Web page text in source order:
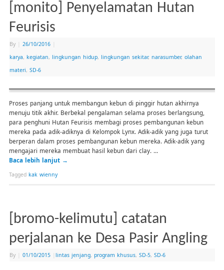
[monito] Penyelamatan Hutan
Feurisis
By 26/10/2016
karya, kegiatan, lingkungan hidup, lingkungan sekitar, narasumber, olahan
materi, SD-6
Proses panjang untuk membangun kebun di pinggir hutan akhirnya
menuju titik akhir. Berbekal pengalaman selama proses berlangsung,
para penghuni Hutan Feurisis membagi proses pembangunan kebun
mereka pada adik-adiknya di Kelompok Lynx. Adik-adik yang juga turut
berperan dalam proses pembangunan kebun mereka. Adik-adik yang
mengajari mereka membuat hasil kebun dari clay. …
Baca lebih lanjut →
Tagged kak wienny
[bromo-kelimutu] catatan
perjalanan ke Desa Pasir Angling
By 01/10/2015 lintas jenjang, program khusus, SD-5, SD-6